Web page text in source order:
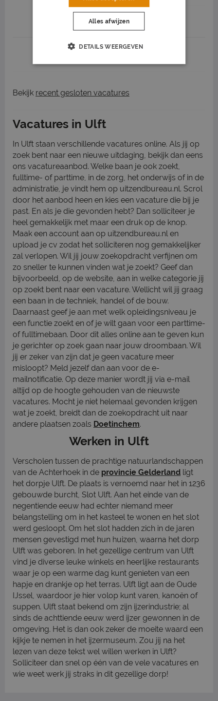
Bekijk recent gesloten vacatures
Vacatures in Ulft
In Ulft staan verschillende vacatures online. Als jij op
zoek bent naar een nieuwe uitdaging, bekijk dan eens
ons vacatureaanbod. Welke baan je ook zoekt,
fulltime- of parttime, in de zorg, het onderwijs of in de
administratie, je vindt hem op uitzendbureau.nl. Scrol
door het aanbod heen en kies een vacature die bij je
past. En als je die gevonden hebt? Dan solliciteer je
heel gemakkelijk met maar een druk op de knop.
Maak een account aan op uitzendbureau.nl en
upload je cv zodat het solliciteren nog gemakkelijker
zal verlopen. Wil jij jouw zoekopdracht verfijnen om
zo sneller te kunnen vinden wat je zoekt? Geef dan
bijvoorbeeld, op de website, aan in welke categorie jij
op zoekt bent naar een vacature. Wellicht wil jij graag
een baan in de techniek, handel of de bouw.
Daarnaast geef je aan met welk opleidingsniveau je
een functie zoekt en of je wilt gaan voor een parttime-
of fulltimebaan. Door dit alles online aan te geven kun
je gerichter op zoek gaan naar jouw droombaan. Wil
jij er zeker van zijn dat je geen vacature meer
misloopt? Meld jezelf dan aan voor de e-
mailnotificatie. Op deze manier wordt jij via e-mail
altijd op de hoogte gehouden van de nieuwste
vacatures. Mocht je niet helemaal gevonden krijgen
wat je zoekt, breidt dan de zoekopdracht uit naar
andere plaatsen zoals Doetinchem.
Werken in Ulft
Verscholen tussen de prachtige natuurlandschappen
van de Achterhoek in de provincie Gelderland ligt
het dorpje Ulft. De plaats is vernoemd naar het in 1236
gebouwde burcht, Slot Ulft. Aan het einde van de
negentiende eeuw had echter niemand meer
belangstelling om in het kasteel te wonen en het slot
werd gesloopt. Om het slot hadden zich in de jaren
mensen gevestigd met hun huizen, waarna het dorp
Ulft was geboren. In het gezellige centrum van Ulft
vind je diverse leuke winkels en heerlijke restaurants
waar je op een warme dag kunt genieten van een
hapje en drankje op het terras. Ulft ligt aan de Oude
IJssel, waardoor je hier volop kunt varen, kanoën of
suppen. Ulft staat bekend om zijn ijzerindustrie; al
sinds de achttiende eeuw werd ijzer gewonnen in de
omgeving. Het is dan ook zeker de moeite waard een
kijkje te nemen in het ijzermuseum. Zou jij na het
lezen van deze tekst wel willen werken in Ulft?
Solliciteer dan snel op één van de vele vacatures en
wie weet werk jij straks in dit gezellige dorp!
Alles afwijzen
DETAILS WEERGEVEN